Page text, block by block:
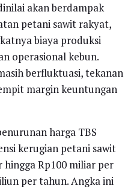
akan berdampak
petani sawit rakyat,
biaya produksi
operasional kebun.
berfluktuasi, tekanan
margin keuntungan
harga TBS
kerugian petani sawit
Rp100 miliar per
per tahun. Angka ini